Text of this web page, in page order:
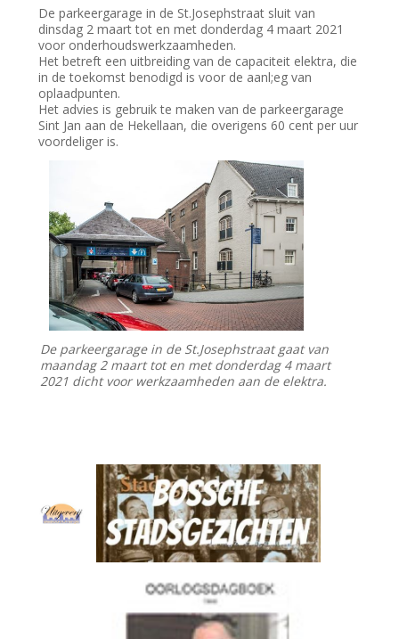
De parkeergarage in de St.Josephstraat sluit van
dinsdag 2 maart tot en met donderdag 4 maart 2021
voor onderhoudswerkzaamheden.
Het betreft een uitbreiding van de capaciteit elektra, die
in de toekomst benodigd is voor de aanl;eg van
oplaadpunten.
Het advies is gebruik te maken van de parkeergarage
Sint Jan aan de Hekellaan, die overigens 60 cent per uur
voordeliger is.
De parkeergarage in de St.Josephstraat gaat van
maandag 2 maart tot en met donderdag 4 maart
2021 dicht voor werkzaamheden aan de elektra.